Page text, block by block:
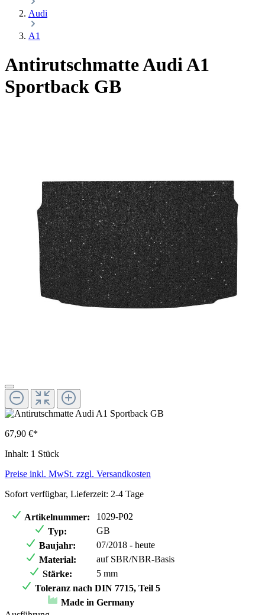
Audi
A1
Antirutschmatte Audi A1
Sportback GB
67,90 €*
Inhalt: 1 Stück
Preise inkl. MwSt. zzgl. Versandkosten
Sofort verfügbar, Lieferzeit: 2-4 Tage
Artikelnummer:
1029-P02
Typ:
GB
Baujahr:
07/2018 - heute
Material:
auf SBR/NBR-Basis
Stärke:
5 mm
Toleranz nach DIN 7715, Teil 5
Made in Germany